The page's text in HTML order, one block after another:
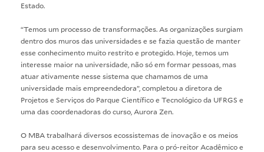
Estado.
“Temos um processo de transformações. As organizações surgiam
dentro dos muros das universidades e se fazia questão de manter
esse conhecimento muito restrito e protegido. Hoje, temos um
interesse maior na universidade, não só em formar pessoas, mas
atuar ativamente nesse sistema que chamamos de uma
universidade mais empreendedora”, completou a diretora de
Projetos e Serviços do Parque Científico e Tecnológico da UFRGS e
uma das coordenadoras do curso, Aurora Zen.
O MBA trabalhará diversos ecossistemas de inovação e os meios
para seu acesso e desenvolvimento. Para o pró-reitor Acadêmico e